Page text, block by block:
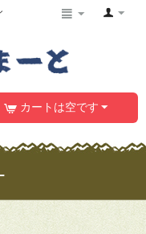
カートは空です